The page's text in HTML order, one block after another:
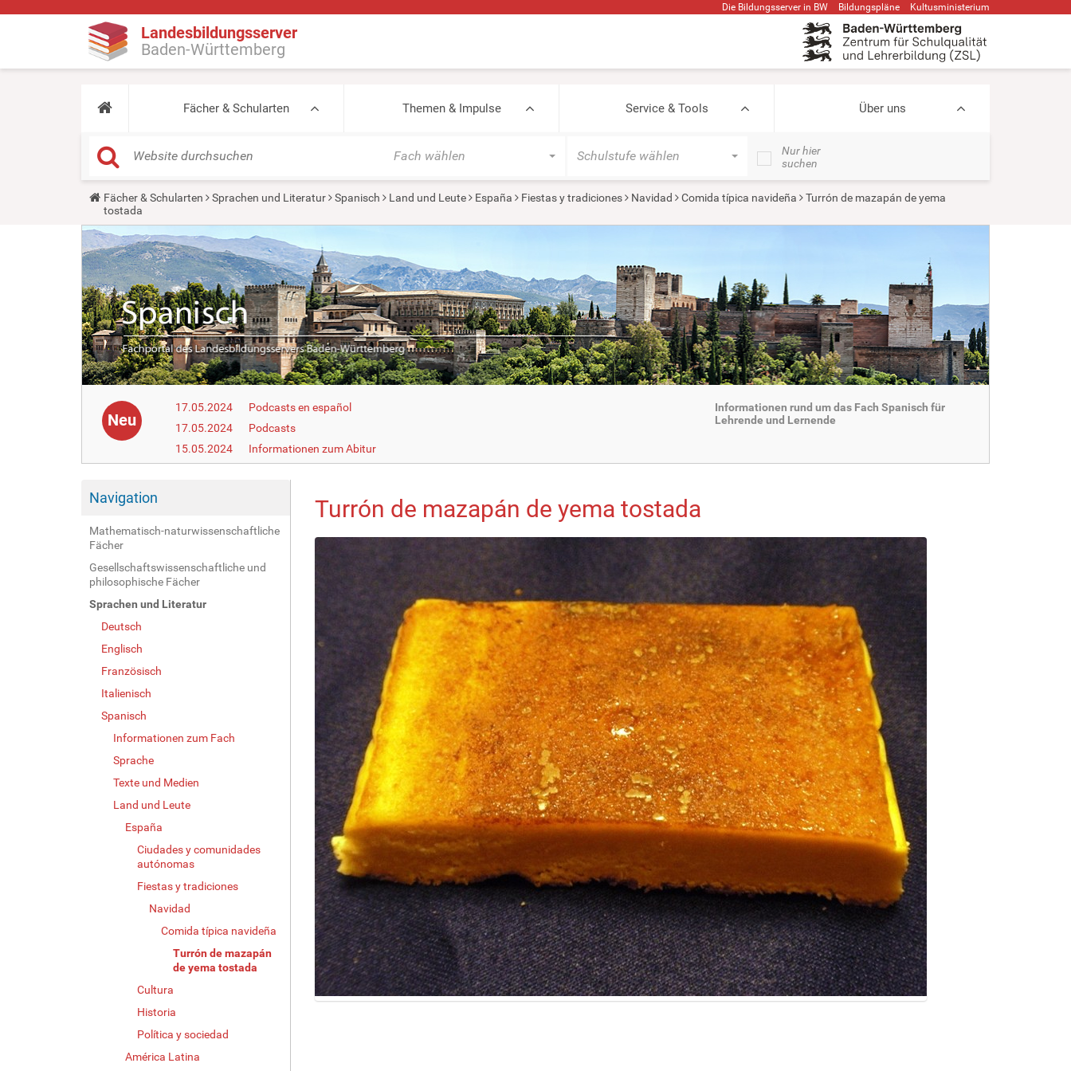
Die Bildungsserver in BW Bildungspläne Kultusministerium
Landesbildungsserver
Baden-Württemberg
Fächer & Schularten Themen & Impulse Service & Tools Über uns
Fach wählen Schulstufe wählen
Nur hier
suchen
Y
u
a
r
e
h
e
r
e
:
Fächer & Schularten Sprachen und Literatur Spanisch Land und Leute España Fiestas y tradiciones Navidad Comida típica navideña
Turrón de mazapán de yema
tostada
Neu
17.05.2024
Podcasts en español
17.05.2024
Podcasts
15.05.2024
Informationen zum Abitur
Informationen rund um das Fach Spanisch für
Lehrende und Lernende
Navigation
Mathematisch-naturwissenschaftliche
Fächer
Gesellschaftswissenschaftliche und
philosophische Fächer
Sprachen und Literatur
Deutsch
Englisch
Französisch
Italienisch
Spanisch
Informationen zum Fach
Sprache
Texte und Medien
Land und Leute
España
Ciudades y comunidades
autónomas
Fiestas y tradiciones
Navidad
Comida típica navideña
Turrón de mazapán
de yema tostada
Cultura
Historia
Política y sociedad
América Latina
Turrón de mazapán de yema tostada